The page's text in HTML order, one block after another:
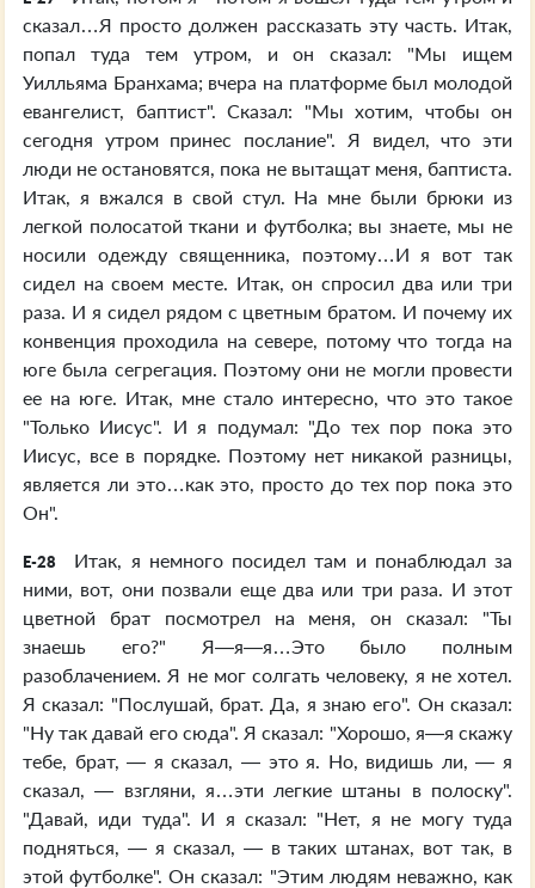
сказал…Я просто должен рассказать эту часть. Итак,
попал туда тем утром, и он сказал: "Мы ищем
Уилльяма Бранхама; вчера на платформе был молодой
евангелист, баптист". Сказал: "Мы хотим, чтобы он
сегодня утром принес послание". Я видел, что эти
люди не остановятся, пока не вытащат меня, баптиста.
Итак, я вжался в свой стул. На мне были брюки из
легкой полосатой ткани и футболка; вы знаете, мы не
носили одежду священника, поэтому…И я вот так
сидел на своем месте. Итак, он спросил два или три
раза. И я сидел рядом с цветным братом. И почему их
конвенция проходила на севере, потому что тогда на
юге была сегрегация. Поэтому они не могли провести
ее на юге. Итак, мне стало интересно, что это такое
"Только Иисус". И я подумал: "До тех пор пока это
Иисус, все в порядке. Поэтому нет никакой разницы,
является ли это…как это, просто до тех пор пока это
Он".
E-28
Итак, я немного посидел там и понаблюдал за
ними, вот, они позвали еще два или три раза. И этот
цветной брат посмотрел на меня, он сказал: "Ты
знаешь его?" Я—я—я…Это было полным
разоблачением. Я не мог солгать человеку, я не хотел.
Я сказал: "Послушай, брат. Да, я знаю его". Он сказал:
"Ну так давай его сюда". Я сказал: "Хорошо, я—я скажу
тебе, брат, — я сказал, — это я. Но, видишь ли, — я
сказал, — взгляни, я…эти легкие штаны в полоску".
"Давай, иди туда". И я сказал: "Нет, я не могу туда
подняться, — я сказал, — в таких штанах, вот так, в
этой футболке". Он сказал: "Этим людям неважно, как